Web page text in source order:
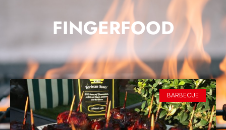
FINGERFOOD
BARBECUE